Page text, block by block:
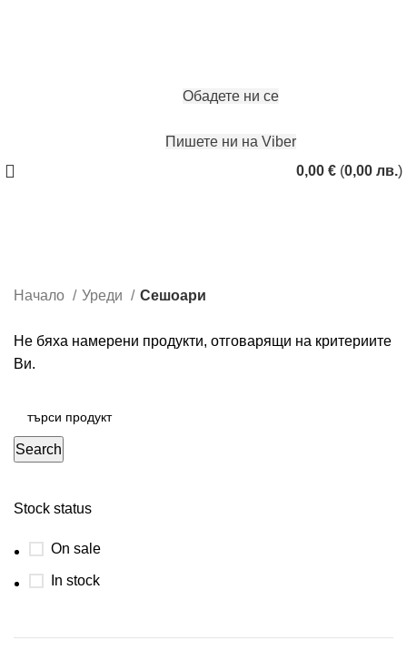
Обадете ни се
Пишете ни на Viber
0,00 € (0,00 лв.)
Categories
Stock status
On sale
In stock
Начало Уреди Сешоари
Не бяха намерени продукти, отговарящи на критериите
Ви.
Search